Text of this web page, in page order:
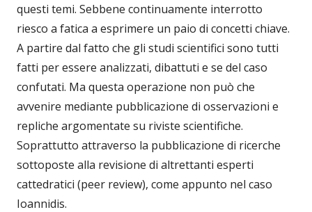
questi temi. Sebbene continuamente interrotto
riesco a fatica a esprimere un paio di concetti chiave.
A partire dal fatto che gli studi scientifici sono tutti
fatti per essere analizzati, dibattuti e se del caso
confutati. Ma questa operazione non può che
avvenire mediante pubblicazione di osservazioni e
repliche argomentate su riviste scientifiche.
Soprattutto attraverso la pubblicazione di ricerche
sottoposte alla revisione di altrettanti esperti
cattedratici (peer review), come appunto nel caso
Ioannidis.